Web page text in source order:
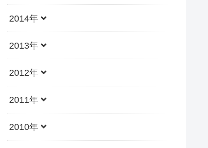
2014年
2013年
2012年
2011年
2010年